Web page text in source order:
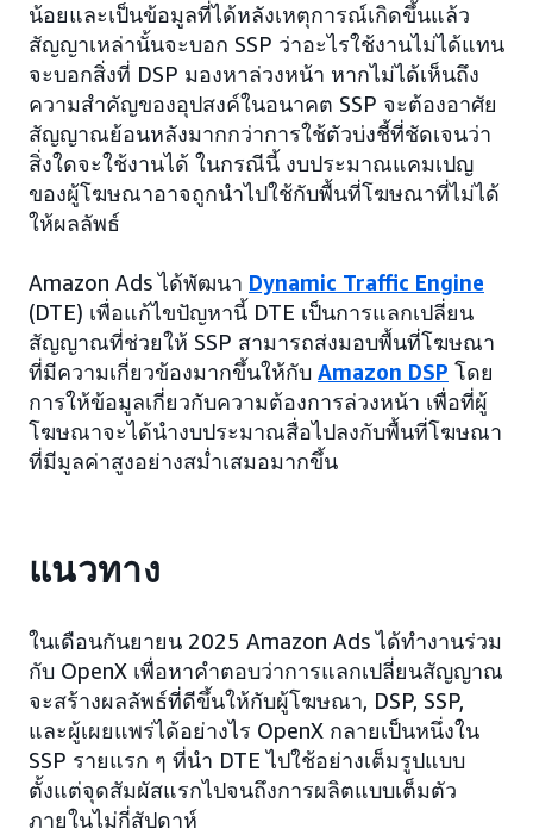
น้อยและเป็นข้อมูลที่ได้หลังเหตุการณ์เกิดขึ้นแล้ว
สัญญาเหล่านั้นจะบอก SSP ว่าอะไรใช้งานไม่ได้แทน
จะบอกสิ่งที่ DSP มองหาล่วงหน้า หากไม่ได้เห็นถึง
ความสำคัญของอุปสงค์ในอนาคต SSP จะต้องอาศัย
สัญญาณย้อนหลังมากกว่าการใช้ตัวบ่งชี้ที่ชัดเจนว่า
สิ่งใดจะใช้งานได้ ในกรณีนี้ งบประมาณแคมเปญ
ของผู้โฆษณาอาจถูกนำไปใช้กับพื้นที่โฆษณาที่ไม่ได้
ให้ผลลัพธ์
Amazon Ads ได้พัฒนา Dynamic Traffic Engine
(DTE) เพื่อแก้ไขปัญหานี้ DTE เป็นการแลกเปลี่ยน
สัญญาณที่ช่วยให้ SSP สามารถส่งมอบพื้นที่โฆษณา
ที่มีความเกี่ยวข้องมากขึ้นให้กับ Amazon DSP โดย
การให้ข้อมูลเกี่ยวกับความต้องการล่วงหน้า เพื่อที่ผู้
โฆษณาจะได้นำงบประมาณสื่อไปลงกับพื้นที่โฆษณา
ที่มีมูลค่าสูงอย่างสม่ำเสมอมากขึ้น
แนวทาง
ในเดือนกันยายน 2025 Amazon Ads ได้ทำงานร่วม
กับ OpenX เพื่อหาคำตอบว่าการแลกเปลี่ยนสัญญาณ
จะสร้างผลลัพธ์ที่ดีขึ้นให้กับผู้โฆษณา, DSP, SSP,
และผู้เผยแพร่ได้อย่างไร OpenX กลายเป็นหนึ่งใน
SSP รายแรก ๆ ที่นำ DTE ไปใช้อย่างเต็มรูปแบบ
ตั้งแต่จุดสัมผัสแรกไปจนถึงการผลิตแบบเต็มตัว
ภายในไม่กี่สัปดาห์